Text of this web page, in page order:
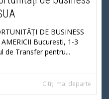
DE BUSINESS
Bucuresti, 1-3
de Transfer pentru...
Citiți mai departe